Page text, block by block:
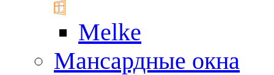
Melke
Мансардные окна